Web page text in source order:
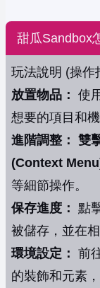
甜瓜Sandbox
玩法說明 (操作
放置物品： 使
想要的項目和
進階調整： 雙
(Context
等細節操作。
保存進度： 點
被儲存，並在
環境設定： 前
的裝飾和元素